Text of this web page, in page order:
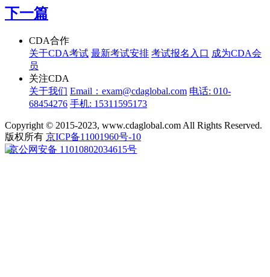
下一篇
CDA合作
关于CDA考试 最新考试安排 考试报名入口 成为CDA会
员
关注CDA
关于我们 Email：exam@cdaglobal.com 电话: 010-
68454276 手机: 15311595173
Copyright © 2015-2023, www.cdaglobal.com All Rights Reserved.
版权所有 京ICP备11001960号-10
京公网安备 11010802034615号